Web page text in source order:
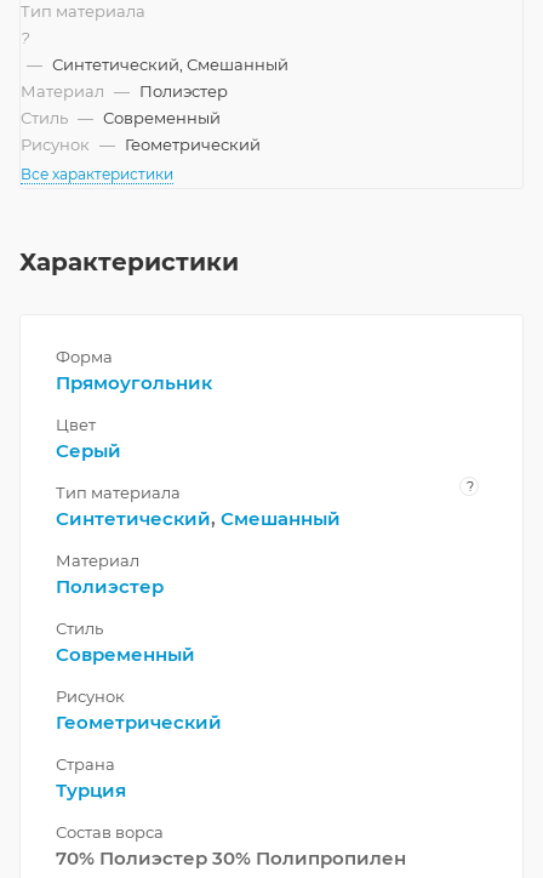
Тип материала
?
— Синтетический, Смешанный
Материал — Полиэстер
Стиль — Современный
Рисунок — Геометрический
Все характеристики
Характеристики
Форма
Прямоугольник
Цвет
Серый
Тип материала ?
Синтетический, Смешанный
Материал
Полиэстер
Стиль
Современный
Рисунок
Геометрический
Страна
Турция
Состав ворса
70% Полиэстер 30% Полипропилен